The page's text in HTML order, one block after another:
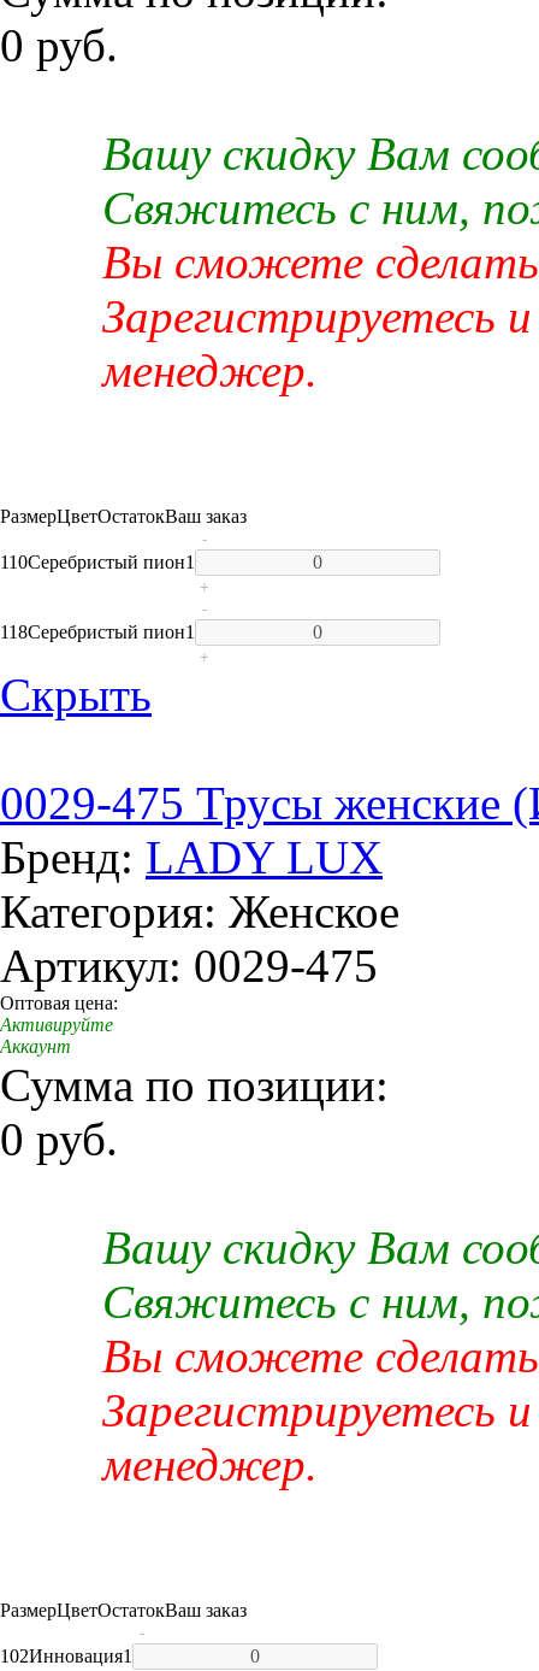
0 руб.
Вашу скидку Вам
Свяжитесь с ним,
Вы сможете сделать
Зарегистрируетесь
менеджер.
РазмерЦветОстатокВаш заказ
110Серебристый пион1
-
+
118Серебристый пион1
-
+
Скрыть
0029-475 Трусы женские
Бренд: LADY LUX
Категория: Женское
Артикул: 0029-475
Оптовая цена:
Активируйте
Аккаунт
Сумма по позиции:
0 руб.
Вашу скидку Вам
Свяжитесь с ним,
Вы сможете сделать
Зарегистрируетесь
менеджер.
РазмерЦветОстатокВаш заказ
102Инновация1
-